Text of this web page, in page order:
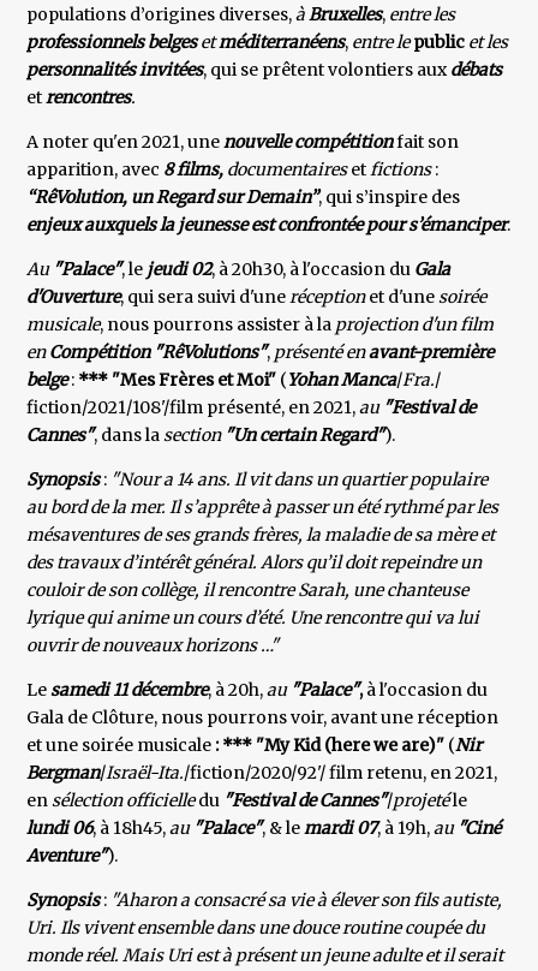
populations d’origines diverses,àBruxelles, entre les
professionnels belgesetméditerranéens, entre lepublic et les
personnalités invitées, qui se prêtent volontiers auxdébats
etrencontres.
A noter qu'en 2021, unenouvelle compétitionfait son
apparition, avec 8 films, documentairesetfictions:
“RêVolution, un Regard sur Demain”, qui s’inspire des
enjeux auxquels la jeunesse est confrontée pour s’émanciper.
Au"Palace", le jeudi 02, à 20h30, à l'occasion du Gala
d'Ouverture, qui sera suivi d'uneréceptionet d'unesoirée
musicale, nous pourrons assister à la projection d'unfilm
enCompétition "RêVolutions", présenté enavant-première
belge: *** "Mes Frères et Moi" (YohanManca/Fra./
fiction/2021/108'/film présenté, en 2021,au "Festival de
Cannes", dans lasection "Un certainRegard").
Synopsis: "Nour a 14 ans. Il vit dans un quartier populaire
au bord de la mer. Il s’apprête à passer un été rythmé par les
mésaventures de ses grands frères, la maladie de sa mère et
des travaux d’intérêt général. Alors qu’il doit repeindre un
couloir de son collège, il rencontre Sarah, une chanteuse
lyrique qui anime un cours d’été. Une rencontre qui va lui
ouvrir de nouveaux horizons …"
Lesamedi 11 décembre, à 20h,au "Palace",à l'occasion du
Gala de Clôture, nous pourrons voir, avant une réception
et une soirée musicale : *** "My Kid (here we are)" (Nir
Bergman/Israël-Ita./fiction/2020/92'/ film retenu, en 2021,
ensélection officielledu "Festival de Cannes"/projetéle
lundi 06, à 18h45,au "Palace", & lemardi 07, à 19h,au "Ciné
Aventure").
Synopsis: "Aharon a consacré sa vie à élever son fils autiste,
Uri. Ils vivent ensemble dans une douce routine coupée du
monde réel. Mais Uri est à présent un jeune adulte et il serait